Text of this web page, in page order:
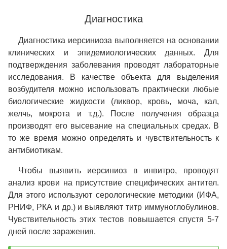
Диагностика
Диагностика иерсиниоза выполняется на основании
клинических и эпидемиологических данных. Для
подтверждения заболевания проводят лабораторные
исследования. В качестве объекта для выделения
возбудителя можно использовать практически любые
биологические жидкости (ликвор, кровь, моча, кал,
желчь, мокрота и т.д.). После получения образца
производят его высевание на специальных средах. В
то же время можно определять и чувствительность к
антибиотикам.
Чтобы выявить иерсиниоз в инвитро, проводят
анализ крови на присутствие специфических антител.
Для этого используют серологические методики (ИФА,
РНИФ, РКА и др.) и выявляют титр иммуноглобулинов.
Чувствительность этих тестов повышается спустя 5-7
дней после заражения.